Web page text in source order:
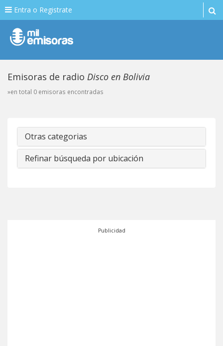
Entra o Registrate
Emisoras de radio Disco en Bolivia
»en total 0 emisoras encontradas
Otras categorias
Refinar búsqueda por ubicación
Publicidad